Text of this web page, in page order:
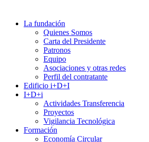
La fundación
Quienes Somos
Carta del Presidente
Patronos
Equipo
Asociaciones y otras redes
Perfil del contratante
Edificio i+D+I
I+D+i
Actividades Transferencia
Proyectos
Vigilancia Tecnológica
Formación
Economía Circular